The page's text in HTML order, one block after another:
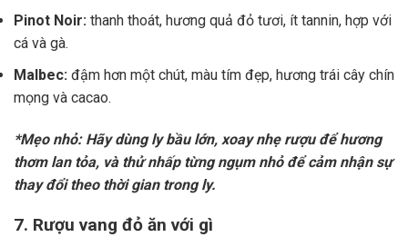
Pinot Noir: thanh thoát, hương quả đỏ tươi, ít tannin, hợp với
cá và gà.
Malbec: đậm hơn một chút, màu tím đẹp, hương trái cây chín
mọng và cacao.
*Mẹo nhỏ: Hãy dùng ly bầu lớn, xoay nhẹ rượu để hương
thơm lan tỏa, và thử nhấp từng ngụm nhỏ để cảm nhận sự
thay đổi theo thời gian trong ly.
7. Rượu vang đỏ ăn với gì